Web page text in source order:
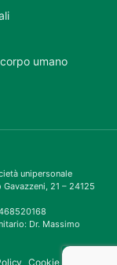
umano
unipersonale
21 – 24125
Dr. Massimo
Cookie Consent